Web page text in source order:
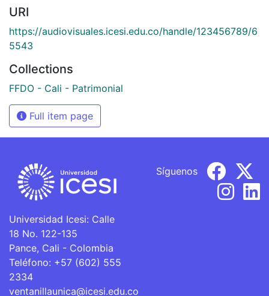
URI
https://audiovisuales.icesi.edu.co/handle/123456789/6
5543
Collections
FFDO - Cali - Patrimonial
Full item page
Universidad Icesi: Calle
18 No. 122-135
Pance, Cali - Colombia
Teléfono: +57 (602) 555
2334
ventanillaunica@icesi.edu.co
Síguenos